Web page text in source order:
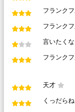
フランク
フランク
言いたく
フランク
天才
くっだら